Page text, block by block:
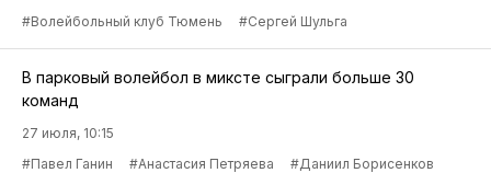
#Волейбольный клуб Тюмень
#Сергей Шульга
В парковый волейбол в миксте сыграли больше 30
команд
27 июля, 10:15
#Павел Ганин
#Анастасия Петряева
#Даниил Борисенков